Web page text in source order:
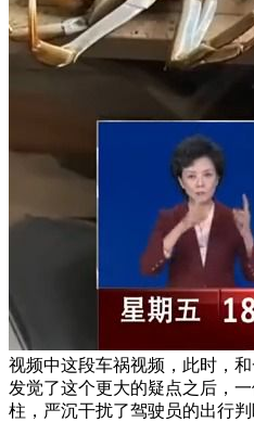
视频中这段车祸视频，此时，
发觉了这个更大的疑点之后，
柱，严沉干扰了驾驶员的出行